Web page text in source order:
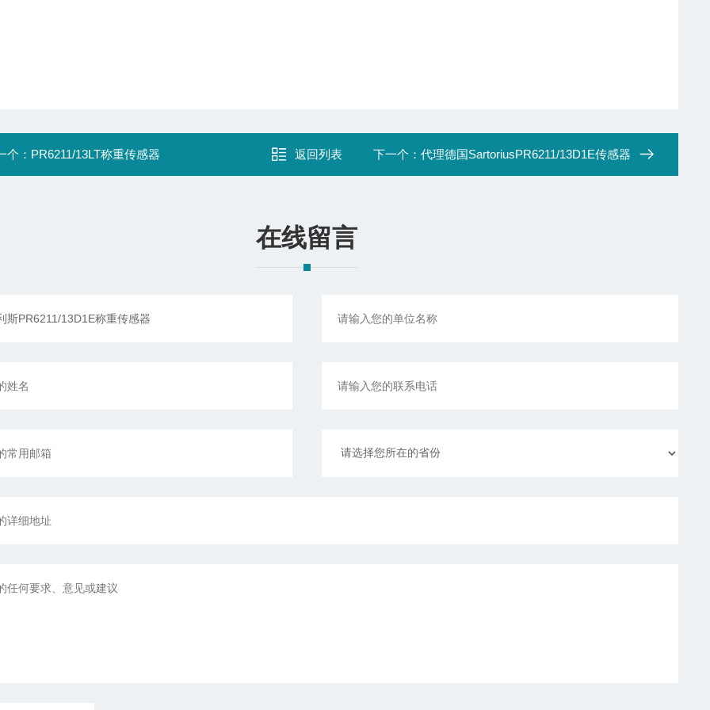
个： PR6211/13LT称重传感器 返回列表 下一个： 代理德国SartoriusPR6211/13D1E传感器
在线留言